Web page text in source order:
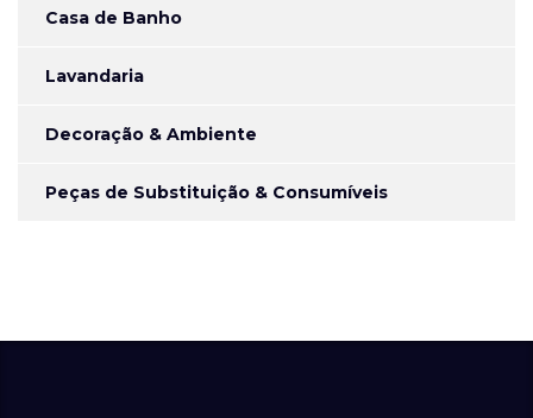
Casa de Banho
Lavandaria
Decoração & Ambiente
Peças de Substituição & Consumíveis